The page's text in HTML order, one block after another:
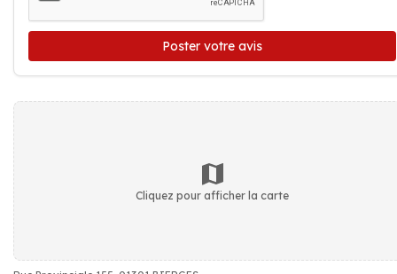
Poster votre avis
Cliquez pour afficher la carte